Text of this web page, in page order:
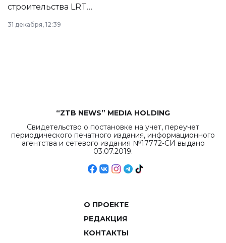
строительства LRT
в Астане из
республиканского
31 декабря, 12:39
“ZTB NEWS” MEDIA HOLDING
Свидетельство о постановке на учет, переучет
периодического печатного издания, информационного
агентства и сетевого издания №17772-СИ выдано
03.07.2019.
О ПРОЕКТЕ
РЕДАКЦИЯ
КОНТАКТЫ